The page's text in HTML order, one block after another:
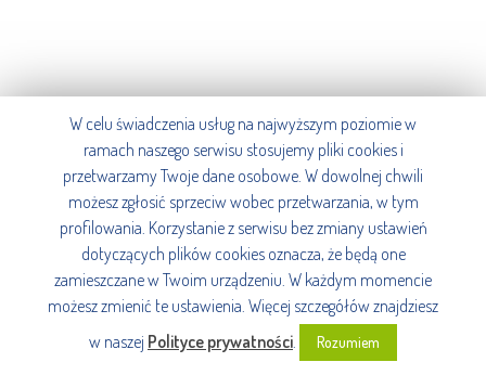
W celu świadczenia usług na najwyższym poziomie w
ramach naszego serwisu stosujemy pliki cookies i
przetwarzamy Twoje dane osobowe. W dowolnej chwili
możesz zgłosić sprzeciw wobec przetwarzania, w tym
profilowania. Korzystanie z serwisu bez zmiany ustawień
dotyczących plików cookies oznacza, że będą one
zamieszczane w Twoim urządzeniu. W każdym momencie
możesz zmienić te ustawienia. Więcej szczegółów znajdziesz
w naszej Polityce prywatności. Rozumiem